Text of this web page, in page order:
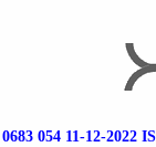
0683 054 11-12-2022